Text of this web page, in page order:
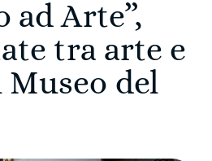
ad Arte”,
tra arte e
Museo del